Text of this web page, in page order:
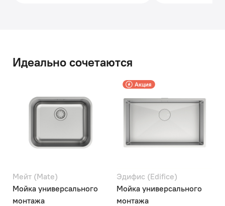
Идеально сочетаются
Мейт (Mate)
Мойка универсального
монтажа
Эдифис (Edifice)
Мойка универсального
монтажа